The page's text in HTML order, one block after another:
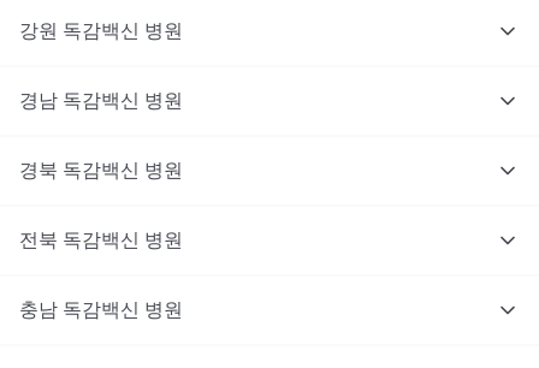
강원 독감백신 병원
경남 독감백신 병원
경북 독감백신 병원
전북 독감백신 병원
충남 독감백신 병원